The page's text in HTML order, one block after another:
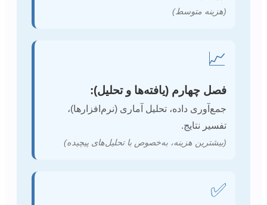
(هزینه متوسط)
📈
فصل چهارم (یافته‌ها و تحلیل):
جمع‌آوری داده، تحلیل آماری (نرم‌افزارها)،
تفسیر نتایج.
(بیشترین هزینه، به‌خصوص با تحلیل‌های پیچیده)
✅